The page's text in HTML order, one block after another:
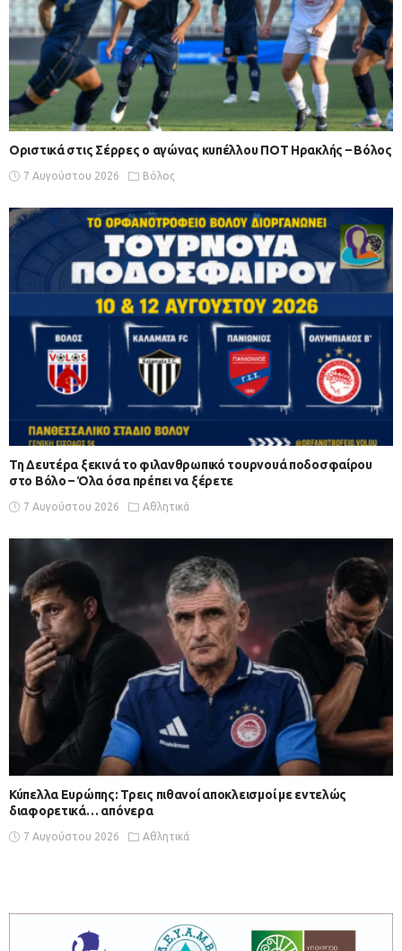
Οριστικά στις Σέρρες ο αγώνας κυπέλλου ΠΟΤ Ηρακλής – Βόλος
7 Αυγούστου 2026 Βόλος
Τη Δευτέρα ξεκινά το φιλανθρωπικό τουρνουά ποδοσφαίρου
στο Βόλο – Όλα όσα πρέπει να ξέρετε
7 Αυγούστου 2026 Αθλητικά
Κύπελλα Ευρώπης: Τρεις πιθανοί αποκλεισμοί με εντελώς
διαφορετικά… απόνερα
7 Αυγούστου 2026 Αθλητικά